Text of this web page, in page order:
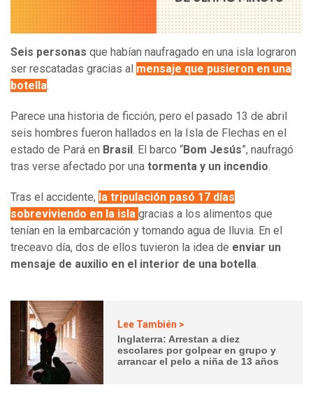
Seis personas que habían naufragado en una isla lograron
ser rescatadas gracias al mensaje que pusieron en una
botella.
Parece una historia de ficción, pero el pasado 13 de abril
seis hombres fueron hallados en la Isla de Flechas en el
estado de Pará en Brasil . El barco “Bom Jesús”, naufragó
tras verse afectado por una tormenta y un incendio.
Tras el accidente, la tripulación pasó 17 días
sobreviviendo en la isla gracias a los alimentos que
tenían en la embarcación y tomando agua de lluvia. En el
treceavo día, dos de ellos tuvieron la idea de enviar un
mensaje de auxilio en el interior de una botella.
Lee También >
Inglaterra: Arrestan a diez
escolares por golpear en grupo y
arrancar el pelo a niña de 13 años